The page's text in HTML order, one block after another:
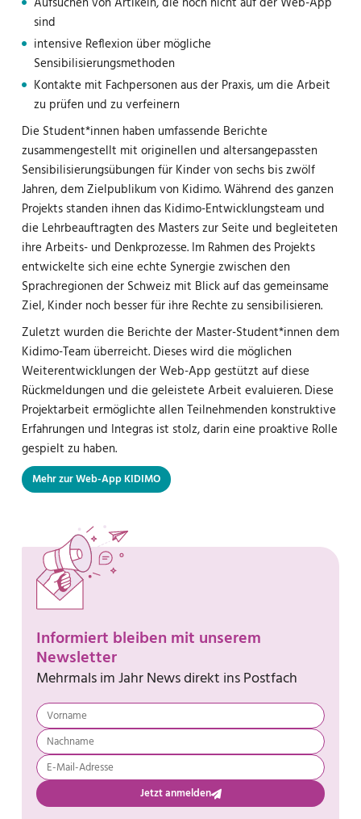
sind
intensive Reflexion über mögliche
Sensibilisierungsmethoden
Kontakte mit Fachpersonen aus der Praxis, um die Arbeit
zu prüfen und zu verfeinern
Die Student*innen haben umfassende Berichte
zusammengestellt mit originellen und altersangepassten
Sensibilisierungsübungen für Kinder von sechs bis zwölf
Jahren, dem Zielpublikum von Kidimo. Während des ganzen
Projekts standen ihnen das Kidimo-Entwicklungsteam und
die Lehrbeauftragten des Masters zur Seite und begleiteten
ihre Arbeits- und Denkprozesse. Im Rahmen des Projekts
entwickelte sich eine echte Synergie zwischen den
Sprachregionen der Schweiz mit Blick auf das gemeinsame
Ziel, Kinder noch besser für ihre Rechte zu sensibilisieren.
Zuletzt wurden die Berichte der Master-Student*innen dem
Kidimo-Team überreicht. Dieses wird die möglichen
Weiterentwicklungen der Web-App gestützt auf diese
Rückmeldungen und die geleistete Arbeit evaluieren. Diese
Projektarbeit ermöglichte allen Teilnehmenden konstruktive
Erfahrungen und Integras ist stolz, darin eine proaktive Rolle
gespielt zu haben.
Mehr zur Web-App KIDIMO
Informiert bleiben mit unserem
Newsletter
Mehrmals im Jahr News direkt ins Postfach
Jetzt anmelden